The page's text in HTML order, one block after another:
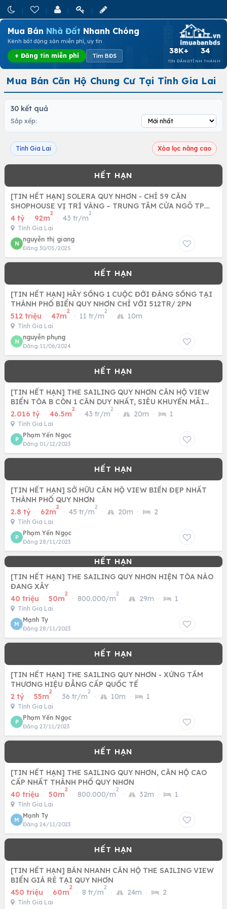
Mua Bán Nhà Đất Nhanh Chóng
Kênh bất động sản miễn phí, uy tín
+ Đăng tin miễn phí Tìm BĐS
38K+
TIN ĐĂNG
34
TỈNH THÀNH
Mua Bán Căn Hộ Chung Cư Tại Tỉnh Gia Lai
30 kết quả
Sắp xếp:
Tỉnh Gia Lai Xóa lọc nâng cao
[TIN HẾT HẠN] SOLERA QUY NHƠN - CHỈ 59 CĂN
SHOPHOUSE VỊ TRÍ VÀNG – TRUNG TÂM CỬA NGÕ TP.
QUY NHƠN
4 tỷ · 92m
2
· 43 tr/m
2
Tỉnh Gia Lai
N
nguyễn thị giang
Đăng 30/05/2025
[TIN HẾT HẠN] HÃY SỐNG 1 CUỘC ĐỜI ĐÁNG SỐNG TẠI
THÀNH PHỐ BIỂN QUY NHƠN CHỈ VỚI 512TR/ 2PN
512 triệu · 47m
2
· 11 tr/m
2
· 10m
Tỉnh Gia Lai
N
nguyễn phụng
Đăng 11/06/2024
[TIN HẾT HẠN] THE SAILING QUY NHƠN CĂN HỘ VIEW
BIỂN TÒA B CÒN 1 CĂN DUY NHẤT, SIÊU KHUYẾN MÃI
LỚN..
2.016 tỷ · 46.5m
2
· 43 tr/m
2
· 20m · 1
Tỉnh Gia Lai
P
Phạm Yến Ngọc
Đăng 01/12/2023
[TIN HẾT HẠN] SỞ HỮU CĂN HỘ VIEW BIỂN ĐẸP NHẤT
THÀNH PHỐ QUY NHƠN
2.8 tỷ · 62m
2
· 45 tr/m
2
· 20m · 2
Tỉnh Gia Lai
P
Phạm Yến Ngọc
Đăng 28/11/2023
[TIN HẾT HẠN] THE SAILING QUY NHƠN HIỆN TÒA NÀO
ĐANG XÂY
40 triệu · 50m
2
· 800.000/m
2
· 29m · 1
Tỉnh Gia Lai
M
Mạnh Ty
Đăng 28/11/2023
[TIN HẾT HẠN] THE SAILING QUY NHƠN - XỨNG TẦM
THƯƠNG HIỆU ĐẲNG CẤP QUỐC TẾ
2 tỷ · 55m
2
· 36 tr/m
2
· 10m · 1
Tỉnh Gia Lai
P
Phạm Yến Ngọc
Đăng 27/11/2023
[TIN HẾT HẠN] THE SAILING QUY NHƠN, CĂN HỘ CAO
CẤP NHẤT THÀNH PHỐ QUY NHƠN
40 triệu · 50m
2
· 800.000/m
2
· 32m · 1
Tỉnh Gia Lai
M
Mạnh Ty
Đăng 24/11/2023
[TIN HẾT HẠN] BÁN NHANH CĂN HỘ THE SAILING VIEW
BIỂN GIÁ RẺ TẠI QUY NHƠN
450 triệu · 60m
2
· 8 tr/m
2
· 24m · 2
Tỉnh Gia Lai